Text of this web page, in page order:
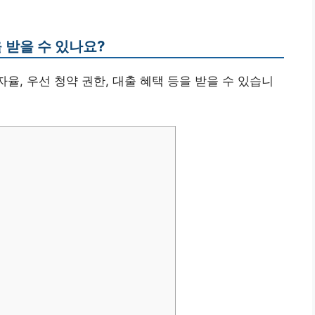
을 수 있나요?
, 우선 청약 권한, 대출 혜택 등을 받을 수 있습니